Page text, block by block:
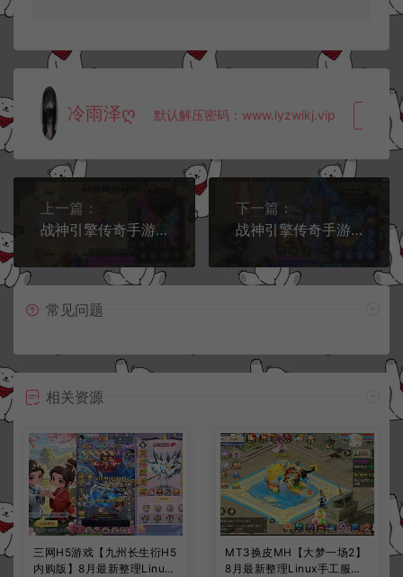
冷雨泽ღ 默认解压密码：www.lyzwlkj.vip 复
上一篇：
战神引擎传奇手游【1.80至尊星王复古单职业三合一版[白猪3]】1月最新整理Win一键服务端+GM授权后台+安卓苹果双端+详细搭建教程+视频教程
下一篇：
战神引擎传奇手游【凡人修仙传奇单职业】1月最新整理Win一键服务端+GM授权后台+安卓苹果双端+详细搭建教程+视频教程
常见问题
相关资源
三网H5游戏【九州长生衍H5
内购版】8月最新整理Linux
MT3换皮MH【大梦一场2】
8月最新整理Linux手工服务